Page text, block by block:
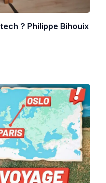
? Philippe Bihouix